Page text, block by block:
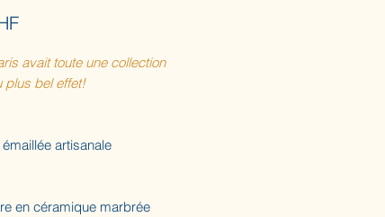
Prix
avait toute une collection
plus bel effet!
artisanale
en céramique marbrée